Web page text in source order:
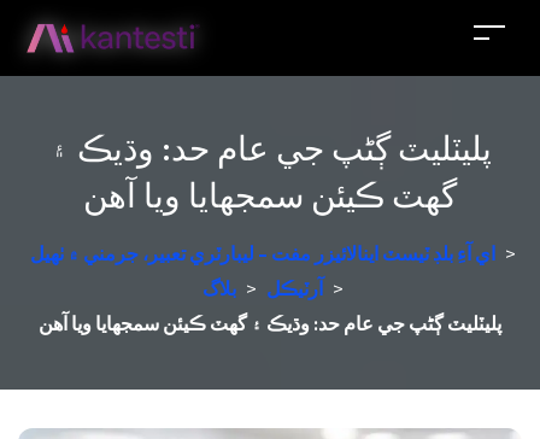
پليٽليٽ ڳڻپ جي عام حد: وڌيڪ ۽
گهٽ ڪيئن سمجهايا ويا آهن
اي آءِ بلڊ ٽيسٽ اينالائيزر مفت - ليبارٽري تعبير، جرمني ۾ ٺهيل >
بلاگ > آرٽيڪل >
پليٽليٽ ڳڻپ جي عام حد: وڌيڪ ۽ گهٽ ڪيئن سمجهايا ويا آهن